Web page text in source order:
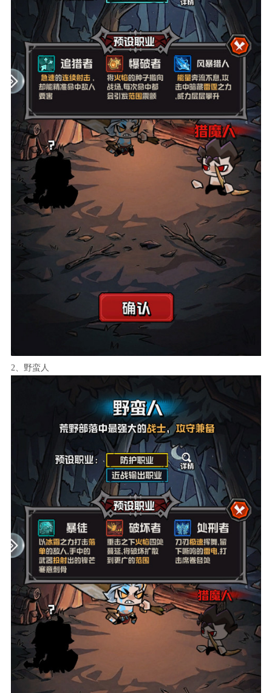
2、野蛮人